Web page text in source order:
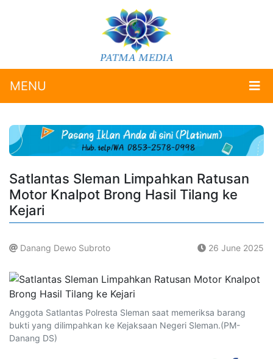
MENU
Satlantas Sleman Limpahkan Ratusan
Motor Knalpot Brong Hasil Tilang ke
Kejari
Danang Dewo Subroto 26 June 2025
Anggota Satlantas Polresta Sleman saat memeriksa barang
bukti yang dilimpahkan ke Kejaksaan Negeri Sleman.(PM-
Danang DS)